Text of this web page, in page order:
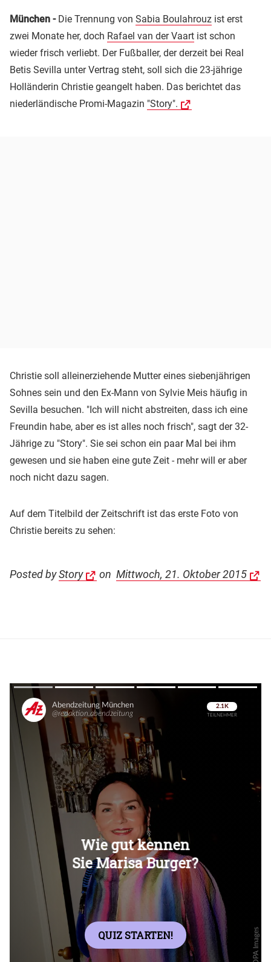
München - Die Trennung von Sabia Boulahrouz ist erst
zwei Monate her, doch Rafael van der Vaart ist schon
wieder frisch verliebt. Der Fußballer, der derzeit bei Real
Betis Sevilla unter Vertrag steht, soll sich die 23-jährige
Holländerin Christie geangelt haben. Das berichtet das
niederländische Promi-Magazin "Story".
Christie soll alleinerziehende Mutter eines siebenjährigen
Sohnes sein und den Ex-Mann von Sylvie Meis häufig in
Sevilla besuchen. "Ich will nicht abstreiten, dass ich eine
Freundin habe, aber es ist alles noch frisch", sagt der 32-
Jährige zu "Story". Sie sei schon ein paar Mal bei ihm
gewesen und sie haben eine gute Zeit - mehr will er aber
noch nicht dazu sagen.
Auf dem Titelbild der Zeitschrift ist das erste Foto von
Christie bereits zu sehen:
Posted byStory on Mittwoch, 21. Oktober 2015
Überspringen